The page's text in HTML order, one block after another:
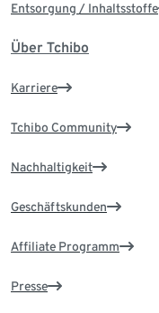
Entsorgung / Inhaltsstoffe
Über Tchibo
Karriere
Tchibo Community
Nachhaltigkeit
Geschäftskunden
Affiliate Programm
Presse